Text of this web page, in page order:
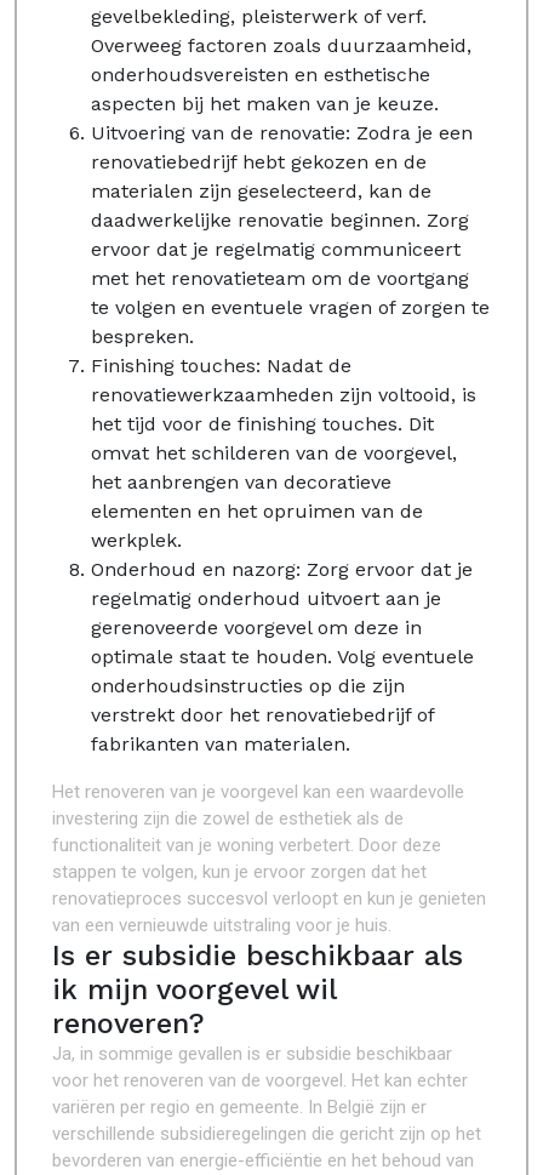
gevelbekleding, pleisterwerk of verf.
Overweeg factoren zoals duurzaamheid,
onderhoudsvereisten en esthetische
aspecten bij het maken van je keuze.
Uitvoering van de renovatie: Zodra je een
renovatiebedrijf hebt gekozen en de
materialen zijn geselecteerd, kan de
daadwerkelijke renovatie beginnen. Zorg
ervoor dat je regelmatig communiceert
met het renovatieteam om de voortgang
te volgen en eventuele vragen of zorgen te
bespreken.
Finishing touches: Nadat de
renovatiewerkzaamheden zijn voltooid, is
het tijd voor de finishing touches. Dit
omvat het schilderen van de voorgevel,
het aanbrengen van decoratieve
elementen en het opruimen van de
werkplek.
Onderhoud en nazorg: Zorg ervoor dat je
regelmatig onderhoud uitvoert aan je
gerenoveerde voorgevel om deze in
optimale staat te houden. Volg eventuele
onderhoudsinstructies op die zijn
verstrekt door het renovatiebedrijf of
fabrikanten van materialen.
Het renoveren van je voorgevel kan een waardevolle
investering zijn die zowel de esthetiek als de
functionaliteit van je woning verbetert. Door deze
stappen te volgen, kun je ervoor zorgen dat het
renovatieproces succesvol verloopt en kun je genieten
van een vernieuwde uitstraling voor je huis.
Is er subsidie beschikbaar als
ik mijn voorgevel wil
renoveren?
Ja, in sommige gevallen is er subsidie beschikbaar
voor het renoveren van de voorgevel. Het kan echter
variëren per regio en gemeente. In België zijn er
verschillende subsidieregelingen die gericht zijn op het
bevorderen van energie-efficiëntie en het behoud van